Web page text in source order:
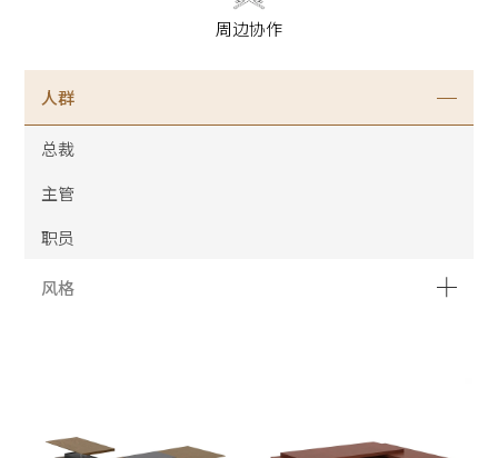
周边协作
人群
总裁
主管
职员
风格